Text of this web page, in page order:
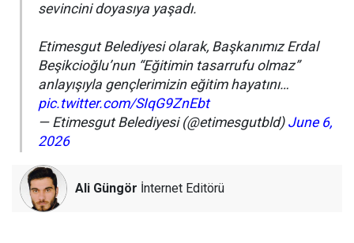
sevincini doyasıya yaşadı.
Etimesgut Belediyesi olarak, Başkanımız Erdal
Beşikcioğlu’nun “Eğitimin tasarrufu olmaz”
anlayışıyla gençlerimizin eğitim hayatını…
pic.twitter.com/SIqG9ZnEbt
— Etimesgut Belediyesi (@etimesgutbld) June 6,
2026
Ali Güngör İnternet Editörü